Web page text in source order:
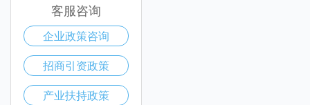
客服咨询
企业政策咨询
招商引资政策
产业扶持政策